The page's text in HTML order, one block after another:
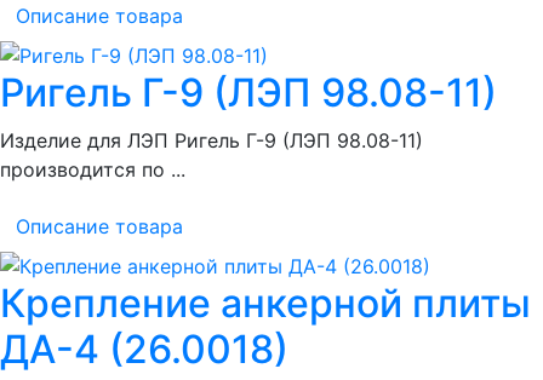
Описание товара
Ригель Г-9 (ЛЭП 98.08-11)
Изделие для ЛЭП Ригель Г-9 (ЛЭП 98.08-11)
производится по ...
Описание товара
Крепление анкерной плиты
ДА-4 (26.0018)